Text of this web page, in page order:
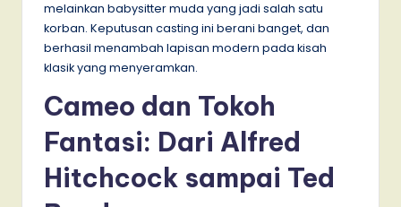
melainkan babysitter muda yang jadi salah satu
korban. Keputusan casting ini berani banget, dan
berhasil menambah lapisan modern pada kisah
klasik yang menyeramkan.
Cameo dan Tokoh
Fantasi: Dari Alfred
Hitchcock sampai Ted